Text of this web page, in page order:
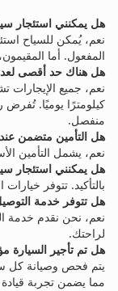
هل يمكنني استئجار
نعم، يُمكن للسياح
المفعول. أما
هل هناك حد أقصى
كيلومترًا يوميًا.
منفصل.
هل التأمين متضمن
نعم، يشمل التأمين
هل يمكنني استئجار
بالتأكيد. تتوفر خيارات
هل تتوفر خدمة
نعم، نحن نقدم خدمة
لراحتك.
هل تم تأجير السيارة
يتم فحص وصيانة كل
مما يضمن تجربة